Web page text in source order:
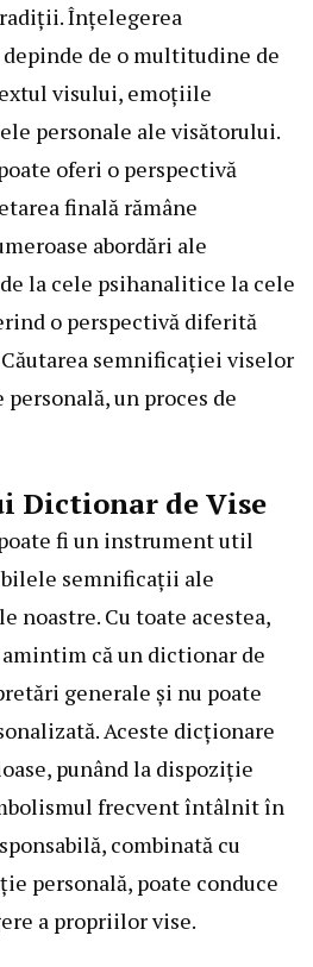
Înțelegerea
de o multitudine de
visului, emoțiile
personale ale visătorului.
oferi o perspectivă
finală rămâne
abordări ale
la cele psihanalitice la cele
o perspectivă diferită
semnificației viselor
personală, un proces de
Dictionar de Vise
fi un instrument util
semnificații ale
noastre. Cu toate acestea,
că un dictionar de
generale și nu poate
Aceste dicționare
punând la dispoziție
frecvent întâlnit în
combinată cu
personală, poate conduce
a propriilor vise.